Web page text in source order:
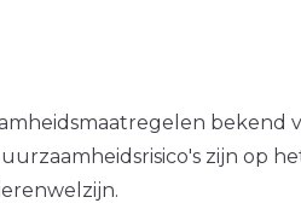
bekend
zijn op